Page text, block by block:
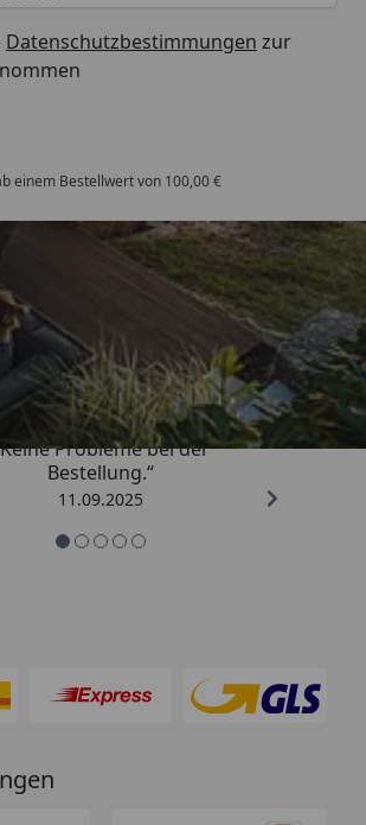
Datenschutzbestimmungen zur
einem Bestellwert von 100,00 €
Trusted Shops
5,00/ 5
Probleme bei der
Bestellung.“
11.09.2025